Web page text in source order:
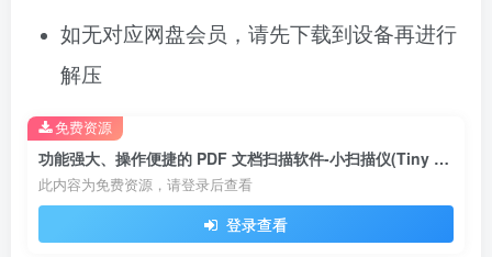
如无对应网盘会员，请先下载到设备再进行
解压
功能强大、操作便捷的 PDF 文档扫描软件-小扫描仪(Tiny Scanner)
此内容为免费资源，请登录后查看
登录查看
免费资源